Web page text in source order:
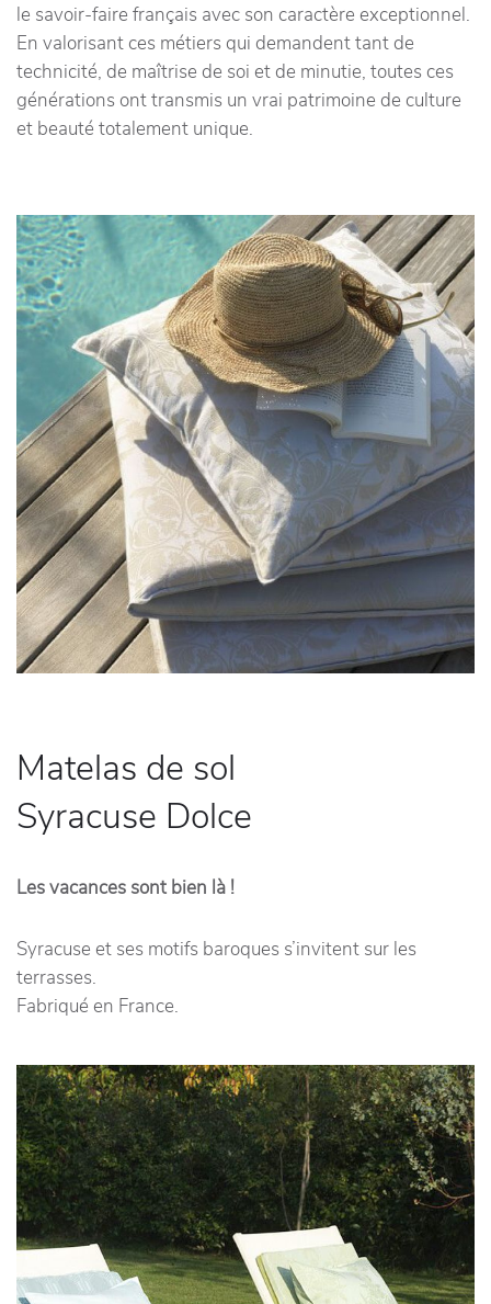
le savoir-faire français avec son caractère exceptionnel.
En valorisant ces métiers qui demandent tant de
technicité, de maîtrise de soi et de minutie, toutes ces
générations ont transmis un vrai patrimoine de culture
et beauté totalement unique.
Matelas de sol
Syracuse Dolce
Les vacances sont bien là !
Syracuse et ses motifs baroques s’invitent sur les
terrasses.
Fabriqué en France.